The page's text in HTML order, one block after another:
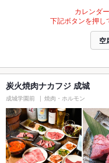
カレンダ
下記ボタンを押し
空
炭火焼肉ナカフジ 成城
成城学園前 焼肉・ホルモン